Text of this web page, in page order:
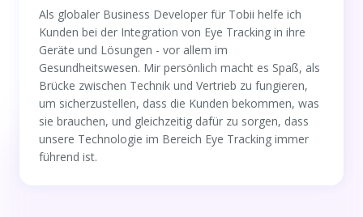
Als globaler Business Developer für Tobii helfe ich
Kunden bei der Integration von Eye Tracking in ihre
Geräte und Lösungen - vor allem im
Gesundheitswesen. Mir persönlich macht es Spaß, als
Brücke zwischen Technik und Vertrieb zu fungieren,
um sicherzustellen, dass die Kunden bekommen, was
sie brauchen, und gleichzeitig dafür zu sorgen, dass
unsere Technologie im Bereich Eye Tracking immer
führend ist.